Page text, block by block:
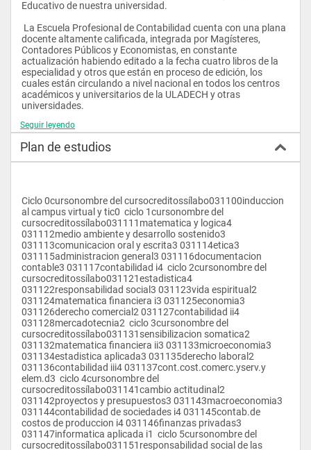
Educativo de nuestra universidad.
docente altamente calificada, integrada por Magísteres,
Contadores Públicos y Economistas, en constante
actualización habiendo editado a la fecha cuatro libros de la
especialidad y otros que están en proceso de edición, los
cuales están circulando a nivel nacional en todos los centros
académicos y universitarios de la ULADECH y otras
universidades.
La carrera tiene una duración de 4 años con 2 meses al cabo
Contables y Financieras y luego el Título de Contador Público.
Los horarios son en turnos de mañana y noche.
con el principio de autorrealización que postula la ULADECH.
Ofrecer una rigurosa formación disciplinar y motivación por el
autoaprendizaje y el perfeccionamiento continuo.
Orientar la vocación de servicio a favor del individuo, la
sociedad y el bien común.
Fomentar el espíritu investigativo orientado a la
trasformación social.
Desarrollar una formación informática y del idioma inglés que
le permita incorporarse al mundo globalizado.
Formar profesionales altamente competitivos en el campo de
la contabilidad.
Seguir leyendo
Plan de estudios
Ciclo 0cursonombre del cursocreditossílabo031100induccion
al campus virtual y tic0  ciclo 1cursonombre del
cursocreditossílabo031111matematica y logica4
031112medio ambiente y desarrollo sostenido3
031113comunicacion oral y escrita3 031114etica3
031115administracion general3 031116documentacion
contable3 031117contabilidad i4  ciclo 2cursonombre del
cursocreditossílabo031121estadistica4
031122responsabilidad social3 031123vida espiritual2
031124matematica financiera i3 031125economia3
031126derecho comercial2 031127contabilidad ii4
031128mercadotecnia2  ciclo 3cursonombre del
cursocreditossílabo031131sensibilizacion somatica2
031132matematica financiera ii3 031133microeconomia3
031134estadistica aplicada3 031135derecho laboral2
031136contabilidad iii4 031137cont.cost.comerc.yserv.y
elem.d3  ciclo 4cursonombre del
cursocreditossílabo031141cambio actitudinal2
031142proyectos y presupuestos3 031143macroeconomia3
031144contabilidad de sociedades i4 031145contab.de
costos de produccion i4 031146finanzas privadas3
031147informatica aplicada i1  ciclo 5cursonombre del
cursocreditossílabo031151responsabilidad social de las